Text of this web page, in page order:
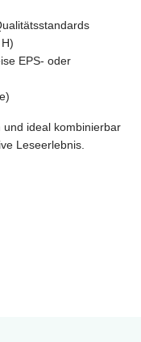
EPS- oder
ideal kombinierbar
Leseerlebnis.